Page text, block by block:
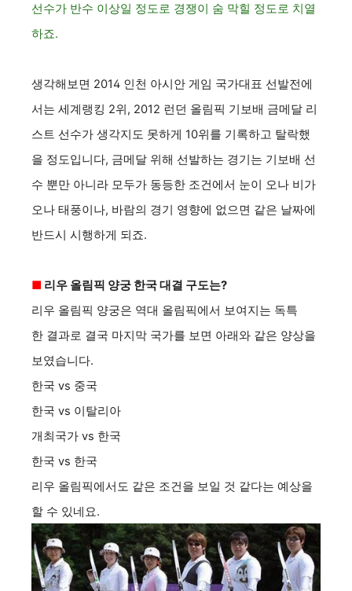
선수가 반수 이상일 정도로 경쟁이 숨 막힐 정도로 치열
하죠.
생각해보면 2014 인천 아시안 게임 국가대표 선발전에
서는 세계랭킹 2위, 2012 런던 올림픽 기보배 금메달 리
스트 선수가 생각지도 못하게 10위를 기록하고 탈락했
을 정도입니다, 금메달 위해 선발하는 경기는 기보배 선
수 뿐만 아니라 모두가 동등한 조건에서 눈이 오나 비가
오나 태풍이나, 바람의 경기 영향에 없으면 같은 날짜에
반드시 시행하게 되죠.
■ 리우 올림픽 양궁 한국 대결 구도는?
리우 올림픽 양궁은 역대 올림픽에서 보여지는 독특
한 결과로 결국 마지막 국가를 보면 아래와 같은 양상을
보였습니다.
한국 vs 중국
한국 vs 이탈리아
개최국가 vs 한국
한국 vs 한국
리우 올림픽에서도 같은 조건을 보일 것 같다는 예상을
할 수 있네요.